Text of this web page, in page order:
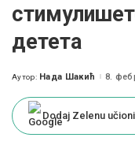
детета
Posted
Аутор: Нада Шакић 8.
Dodaj Zelenu